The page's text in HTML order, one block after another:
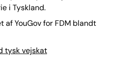
i Tyskland.
af YouGov for FDM blandt
tysk vejskat